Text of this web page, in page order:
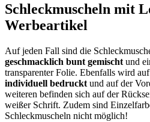
Schleckmuscheln mit
Werbeartikel
Auf jeden Fall sind die
geschmacklich bunt gemischt und
transparenter Folie. Ebenfalls wird
individuell bedruckt und auf der
weiteren befinden sich auf der
weißer Schrift. Zudem sind
Schleckmuscheln nicht möglich!